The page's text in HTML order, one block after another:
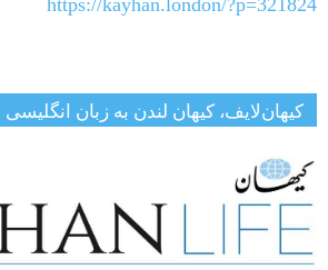
https://kayhan.london/?p=321824
کیهان‌لایف، کیهان لندن به زبان انگلیسی